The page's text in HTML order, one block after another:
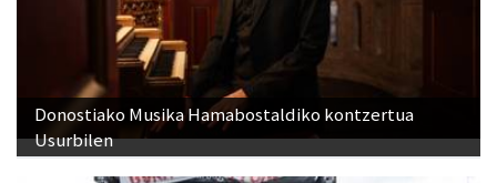
Donostiako Musika Hamabostaldiko kontzertua
Usurbilen